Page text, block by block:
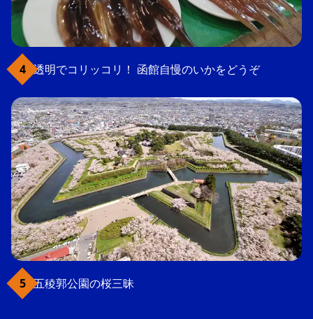
透明でコリッコリ！ 函館自慢のいかをどうぞ
五稜郭公園の桜三昧